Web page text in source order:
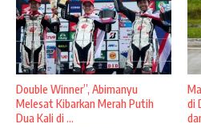
Double Winner”, Abimanyu
Melesat Kibarkan Merah Putih
Dua Kali di ...
di